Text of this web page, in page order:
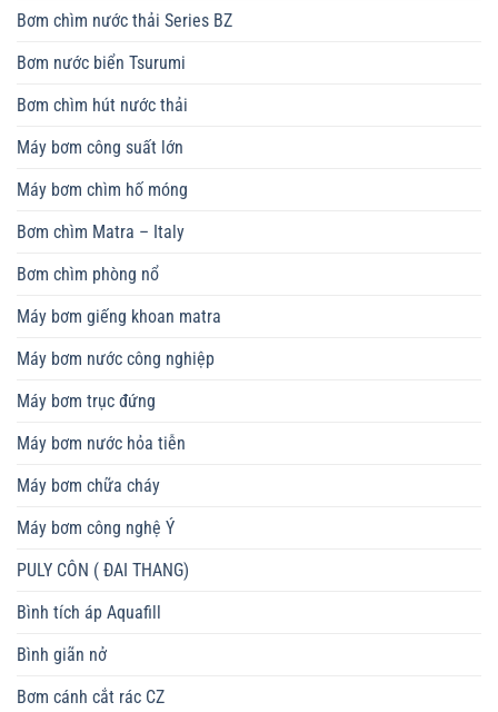
Bơm chìm nước thải Series BZ
Bơm nước biển Tsurumi
Bơm chìm hút nước thải
Máy bơm công suất lớn
Máy bơm chìm hố móng
Bơm chìm Matra – Italy
Bơm chìm phòng nổ
Máy bơm giếng khoan matra
Máy bơm nước công nghiệp
Máy bơm trục đứng
Máy bơm nước hỏa tiễn
Máy bơm chữa cháy
Máy bơm công nghệ Ý
PULY CÔN ( ĐAI THANG)
Bình tích áp Aquafill
Bình giãn nở
Bơm cánh cắt rác CZ